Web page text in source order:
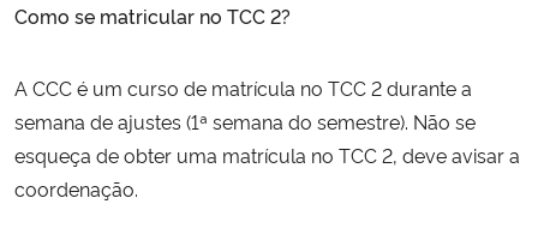
Gabinete de Segurança Institucional
Advocacia-Geral da União
Como se matricular no TCC 2?
A CCC é um curso de matrícula no TCC 2 durante a
semana de ajustes (1ª semana do semestre). Não se
esqueça de obter uma matrícula no TCC 2, deve avisar a
coordenação.